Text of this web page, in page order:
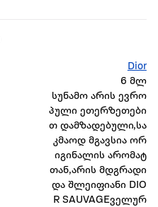
Dior
6 მლ
სუნამო არის ევრო
პული ეთერზეთები
თ დამზადებული,სა
კმაოდ მგავსია ორ
იგინალის არომატ
თან,არის მდგრადი
და შლეიფიანი DIO
R SAUVAGEველურ